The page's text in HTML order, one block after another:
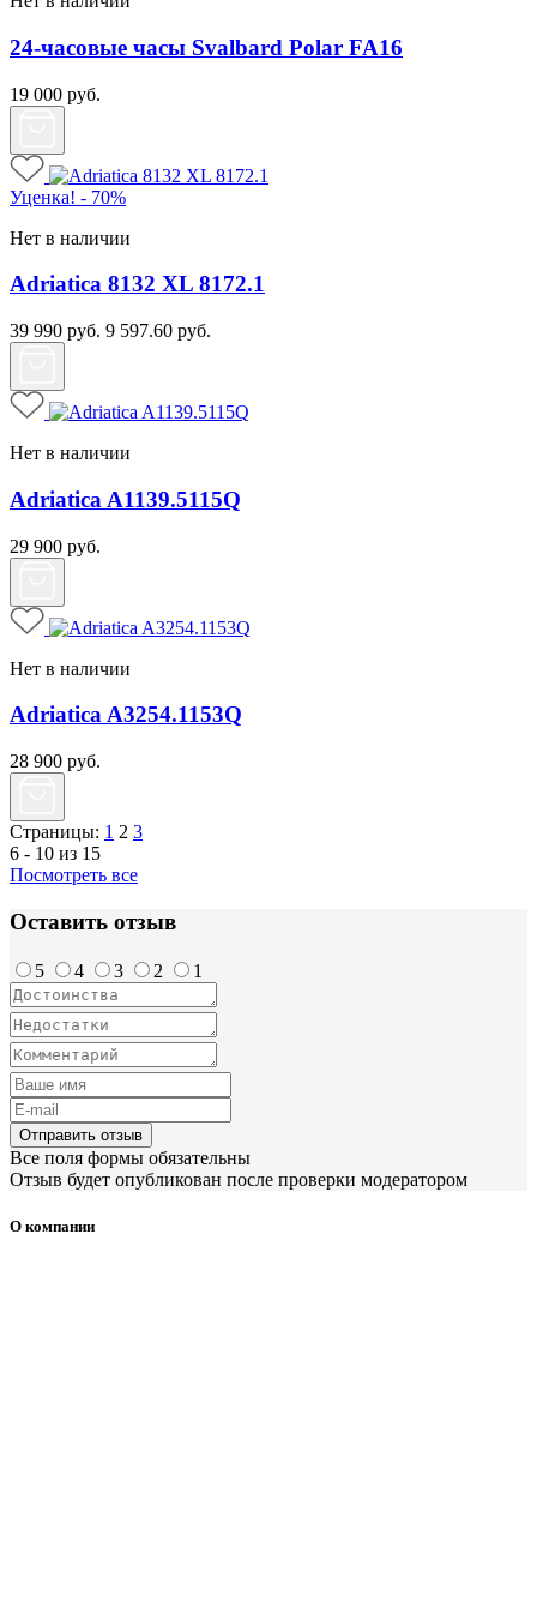
24-часовые часы Svalbard Polar FA16
19 000 руб.
Уценка! - 70%
Нет в наличии
Adriatica 8132 XL 8172.1
39 990 руб. 9 597.60 руб.
Нет в наличии
Adriatica A1139.5115Q
29 900 руб.
Нет в наличии
Adriatica A3254.1153Q
28 900 руб.
Страницы: 1 2 3
6 - 10 из 15
Посмотреть все
Оставить отзыв
5 4 3 2 1
Отправить отзыв
Все поля формы обязательны
Отзыв будет опубликован после проверки модератором
О компании